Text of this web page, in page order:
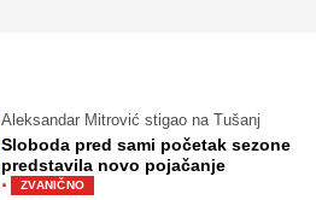
Aleksandar Mitrović stigao na Tušanj
Sloboda pred sami početak sezone
predstavila novo pojačanje
· ZVANIČNO